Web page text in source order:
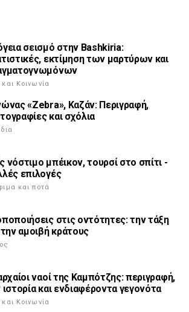
σεισμό στην Bashkiria:
εκτίμηση των μαρτύρων και
Κοινωνία
«Zebra», Καζάν: Περιγραφή,
και σχόλια
νόστιμο μπέικον, τουρσί στο σπίτι -
επιλογές
και ποτά
στις οντότητες: την τάξη
την αμοιβή κράτους
ναοί της Καμπότζης: περιγραφή,
ιστορία και ενδιαφέροντα γεγονότα
Κοινωνία